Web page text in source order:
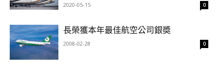
2020-05-15 0
長榮獲本年最佳航空公司銀奬
2008-02-28 0